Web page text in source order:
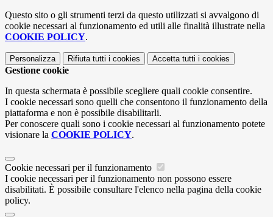
Questo sito o gli strumenti terzi da questo utilizzati si avvalgono di
cookie necessari al funzionamento ed utili alle finalità illustrate nella
COOKIE POLICY.
Personalizza Rifiuta tutti i cookies Accetta tutti i cookies
Gestione cookie
In questa schermata è possibile scegliere quali cookie consentire.
I cookie necessari sono quelli che consentono il funzionamento della
piattaforma e non è possibile disabilitarli.
Per conoscere quali sono i cookie necessari al funzionamento potete
visionare la COOKIE POLICY.
Cookie necessari per il funzionamento
I cookie necessari per il funzionamento non possono essere
disabilitati. È possibile consultare l'elenco nella pagina della cookie
policy.